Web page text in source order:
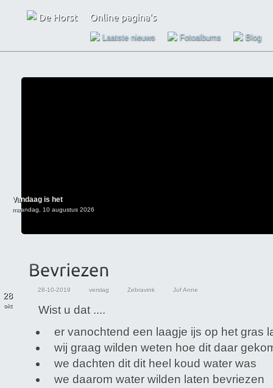
Laatste nieuws Fotoalbums Blog
Vandaag is het
maandag, 10 augustus 2026
28
okt
28-10-2019 verslag Zebravink Juf Anne
Wist u dat ....
er vanochtend een laagje ijs op het gras
wij graag wilden weten hoe dit daar
we dachten dit dit heel koud water was
we daarom water wilden laten bevriezen